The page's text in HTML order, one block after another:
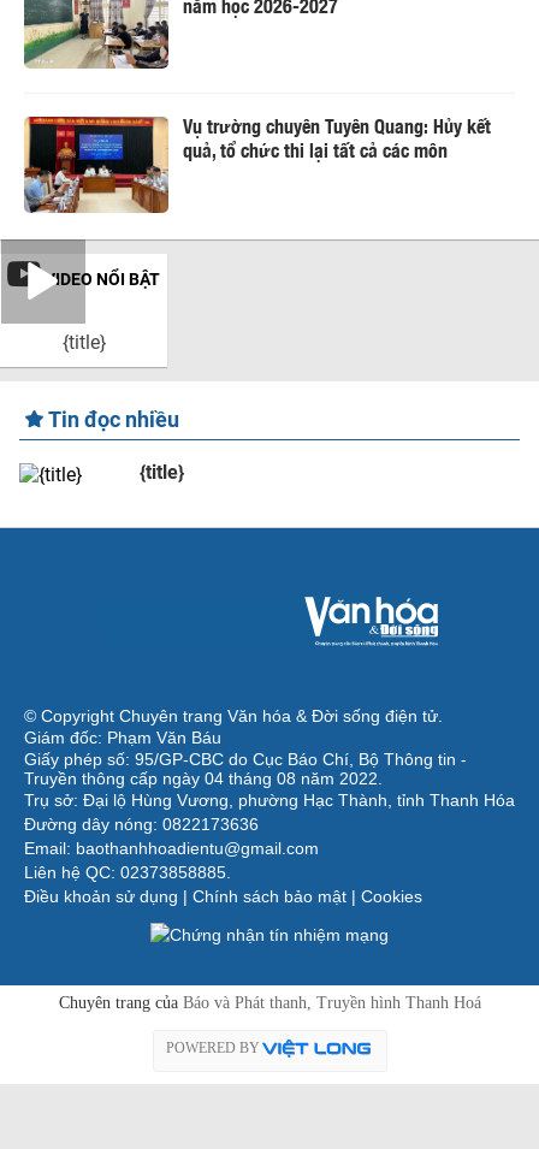
Vụ trường chuyên Tuyên Quang: Hủy kết
quả, tổ chức thi lại tất cả các môn
VIDEO NỔI BẬT
{title}
Tin đọc nhiều
{title}
© Copyright Chuyên trang Văn hóa & Đời sống điện tử.
Giám đốc: Phạm Văn Báu
Giấy phép số: 95/GP-CBC do Cục Báo Chí, Bộ Thông tin -
Truyền thông cấp ngày 04 tháng 08 năm 2022.
Trụ sở: Đại lộ Hùng Vương, phường Hạc Thành, tỉnh Thanh Hóa
Đường dây nóng: 0822173636
Email: baothanhhoadientu@gmail.com
Liên hệ QC: 02373858885.
Điều khoản sử dụng | Chính sách bảo mật | Cookies
Chuyên trang của Báo và Phát thanh, Truyền hình Thanh Hoá
POWERED BY